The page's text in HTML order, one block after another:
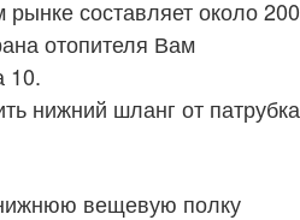
составляет около 200
отопителя Вам
10.
нижний шланг от патрубка
нижнюю вещевую полку